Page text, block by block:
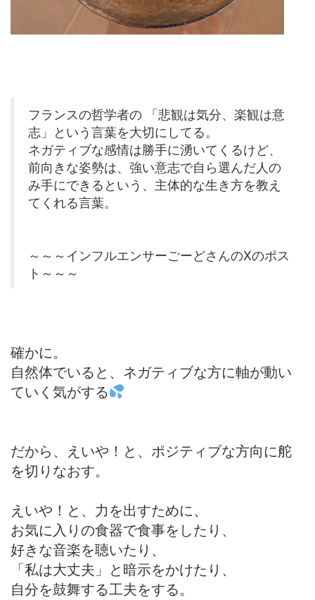
フランスの哲学者の 「悲観は気分、楽観は意
志」という言葉を大切にしてる。
ネガティブな感情は勝手に湧いてくるけど、
前向きな姿勢は、強い意志で自ら選んだ人の
み手にできるという、主体的な生き方を教え
てくれる言葉。
～～～インフルエンサーごーどさんのXのポス
ト～～～
確かに。
自然体でいると、ネガティブな方に軸が動い
ていく気がする
だから、えいや！と、ポジティブな方向に舵
を切りなおす。
えいや！と、力を出すために、
お気に入りの食器で食事をしたり、
好きな音楽を聴いたり、
「私は大丈夫」と暗示をかけたり、
自分を鼓舞する工夫をする。